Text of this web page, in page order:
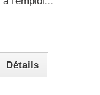
Détails